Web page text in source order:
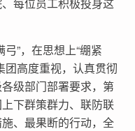
”，在思想上“绷紧
团高度重视，认真贯彻
级部门部署要求，第
下群策群力、联防联
、最果断的行动，全